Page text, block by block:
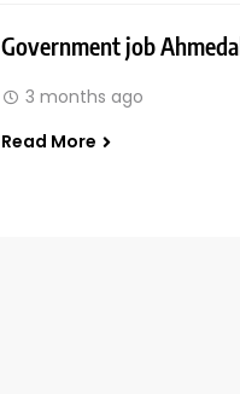
Government job
3 months ago
Read More